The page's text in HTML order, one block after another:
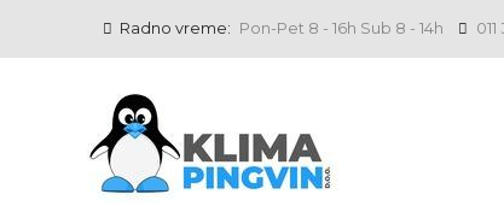
Radno vreme: Pon-Pet 8 - 16h Sub 8 - 14h